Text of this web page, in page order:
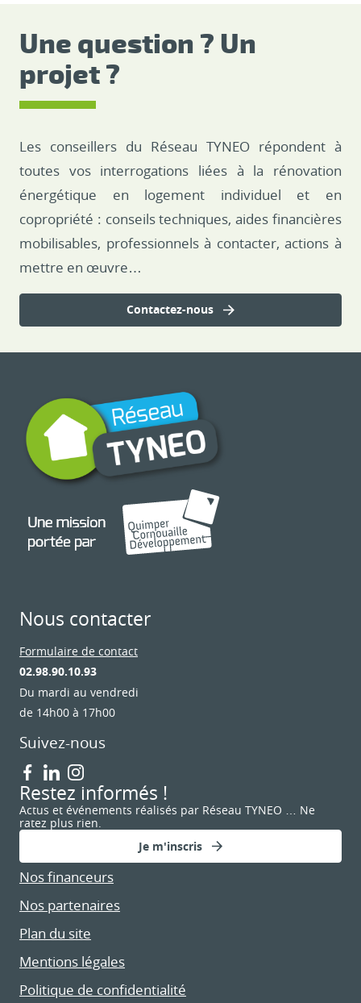
Une question ? Un
projet ?
Les conseillers du Réseau TYNEO répondent à
toutes vos interrogations liées à la rénovation
énergétique en logement individuel et en
copropriété : conseils techniques, aides financières
mobilisables, professionnels à contacter, actions à
mettre en œuvre…
Contactez-nous
Nous contacter
Formulaire de contact
02.98.90.10.93
Du mardi au vendredi
de 14h00 à 17h00
Suivez-nous
Restez informés !
Actus et événements réalisés par Réseau TYNEO … Ne
ratez plus rien.
Je m'inscris
Nos financeurs
Nos partenaires
Plan du site
Mentions légales
Politique de confidentialité